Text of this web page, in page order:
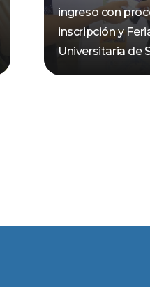
ingreso con
inscripción y
Universitaria de